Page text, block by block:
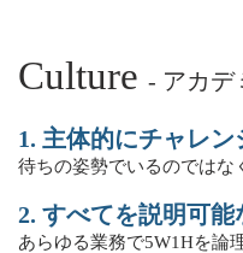
Culture - アカデ
1. 主体的にチャレン
待ちの姿勢でいるのではな
2. すべてを説明可能
あらゆる業務で5W1Hを論